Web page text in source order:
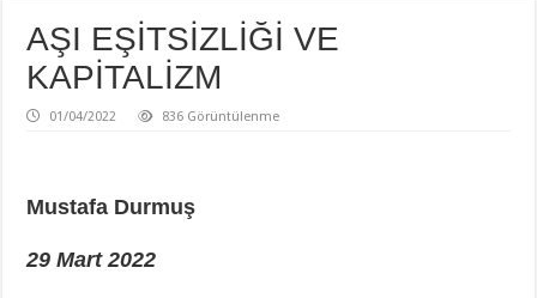
AŞI EŞİTSİZLİĞİ VE
KAPİTALİZM
01/04/2022 836 Görüntülenme
Mustafa Durmuş
29 Mart 2022